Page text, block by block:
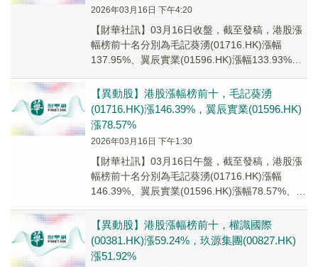
2026年03月16日 下午4:20
【財華社訊】03月16日收盤，截至發稿，港股漲
幅榜前十名分別為毛記葵湧(01716.HK)漲幅
137.95%、翼辰實業(01596.HK)漲幅133.93%、
【異動股】港股漲幅榜前十，毛記葵湧
(01716.HK)漲146.39%，翼辰實業(01596.HK)
漲78.57%
2026年03月16日 下午1:30
【財華社訊】03月16日午盤，截至發稿，港股漲
幅榜前十名分別為毛記葵湧(01716.HK)漲幅
146.39%、翼辰實業(01596.HK)漲幅78.57%、怡
【異動股】港股漲幅榜前十，權識國際
(00381.HK)漲59.24%，玖源集團(00827.HK)
漲51.92%